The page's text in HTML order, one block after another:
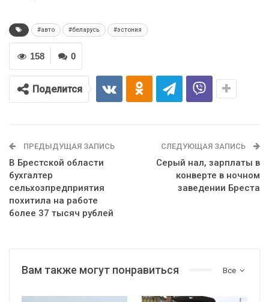
#авто #беларусь #эстония
0
158
Поделится
ПРЕДЫДУЩАЯ ЗАПИСЬ
В Брестской области
бухгалтер
сельхозпредприятия
похитила на работе
более 37 тысяч рублей
СЛЕДУЮЩАЯ ЗАПИСЬ
Серый нал, зарплаты в
конверте в ночном
заведении Бреста
Все
Вам также могут понравиться